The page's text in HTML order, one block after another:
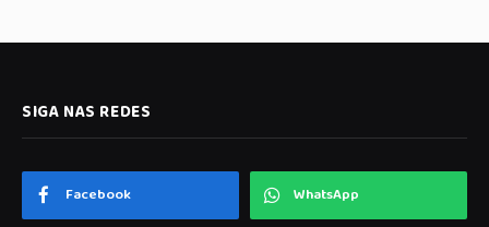
SIGA NAS REDES
Facebook WhatsApp